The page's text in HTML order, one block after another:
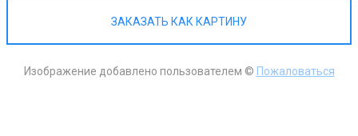
ЗАКАЗАТЬ КАК КАРТИНУ
Изображение добавлено пользователем © Пожаловаться